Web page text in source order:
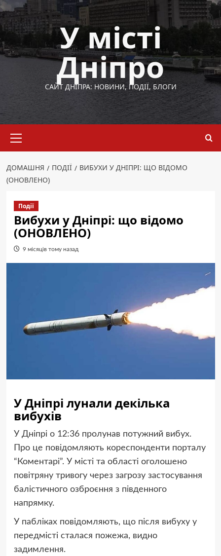
Перейти
до
вмісту
У місті
Дніпро
САЙТ ДНІПРА: НОВИНИ, ПОДІЇ, БЛОГИ
меню
ДОМАШНЯ ПОДІЇ
ВИБУХИ У ДНІПРІ: ЩО ВІДОМО
(ОНОВЛЕНО)
Події
Вибухи у Дніпрі: що відомо
(ОНОВЛЕНО)
9 місяців тому назад
У Дніпрі лунали декілька
вибухів
У Дніпрі о 12:36 пролунав потужний вибух.
Про це повідомляють кореспонденти порталу
“Коментарі”. У місті та області оголошено
повітряну тривогу через загрозу застосування
балістичного озброєння з південного
напрямку.
У пабліках повідомляють, що після вибуху у
передмісті сталася пожежа, видно
задимлення.